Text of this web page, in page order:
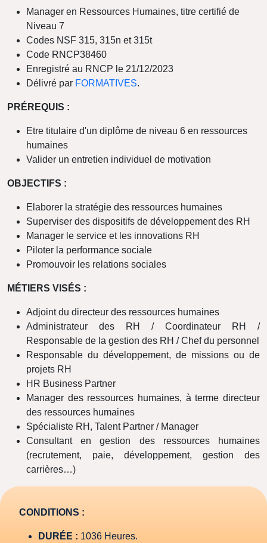
Manager en Ressources Humaines, titre certifié de
Niveau 7
Codes NSF 315, 315n et 315t
Code RNCP38460
Enregistré au RNCP le 21/12/2023
Délivré par FORMATIVES.
PRÉREQUIS :
Etre titulaire d'un diplôme de niveau 6 en ressources
humaines
Valider un entretien individuel de motivation
OBJECTIFS :
Elaborer la stratégie des ressources humaines
Superviser des dispositifs de développement des RH
Manager le service et les innovations RH
Piloter la performance sociale
Promouvoir les relations sociales
MÉTIERS VISÉS :
Adjoint du directeur des ressources humaines
Administrateur des RH / Coordinateur RH /
Responsable de la gestion des RH / Chef du personnel
Responsable du développement, de missions ou de
projets RH
HR Business Partner
Manager des ressources humaines, à terme directeur
des ressources humaines
Spécialiste RH, Talent Partner / Manager
Consultant en gestion des ressources humaines
(recrutement, paie, développement, gestion des
carrières…)
CONDITIONS :
DURÉE : 1036 Heures.